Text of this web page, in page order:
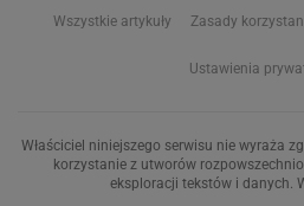
Wszystkie artykuły Zasady
Ustawienia
Właściciel niniejszego serwisu nie wyraża
korzystanie z utworów
eksploracji tekstów i danych.